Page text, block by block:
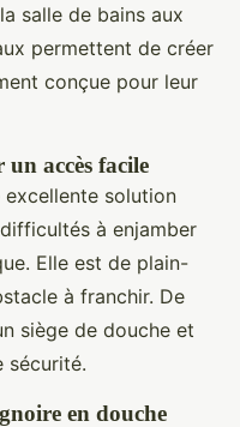
salle de bains aux
permettent de créer
conçue pour leur
accès facile
excellente solution
à enjamber
Elle est de plain-
à franchir. De
siège de douche et
sécurité.
en douche